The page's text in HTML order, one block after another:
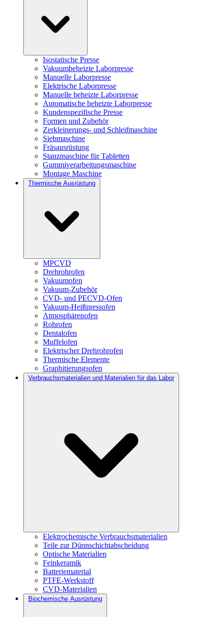
Isostatische Presse
Vakuumbeheizte Laborpresse
Manuelle Laborpresse
Elektrische Laborpresse
Manuelle beheizte Laborpresse
Automatische beheizte Laborpresse
Kundenspezifische Presse
Formen und Zubehör
Zerkleinerungs- und Schleifmaschine
Siebmaschine
Fräsausrüstung
Stanzmaschine für Tabletten
Gummiverarbeitungsmaschine
Montage Maschine
Thermische Ausrüstung
MPCVD
Drehrohrofen
Vakuumofen
Vakuum-Zubehör
CVD- und PECVD-Ofen
Vakuum-Heißpressofen
Atmosphärenofen
Rohrofen
Dentalofen
Muffelofen
Elektrischer Drehrohrofen
Thermische Elemente
Graphitierungsofen
Verbrauchsmaterialien und Materialien für das Labor
Elektrochemische Verbrauchsmaterialien
Teile zur Dünnschichtabscheidung
Optische Materialien
Feinkeramik
Batteriematerial
PTFE-Werkstoff
CVD-Materialien
Biochemische Ausrüstung